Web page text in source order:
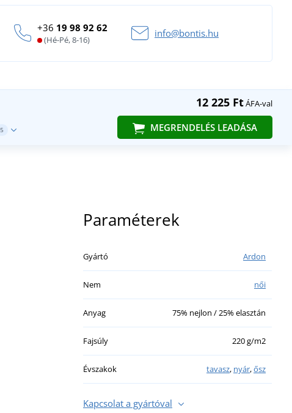
+36 19 98 92 62
(Hé-Pé, 8-16)
info@bontis.hu
12 225 FtÁFA-val
MEGRENDELÉS LEADÁSA
5
Paraméterek
Gyártó Ardon
Nem női
Anyag 75% nejlon / 25% elasztán
Fajsúly 220 g/m2
Évszakok tavasz, nyár,ősz
Kapcsolat a gyártóval